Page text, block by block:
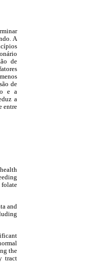
A
de
de
e a
a
entre
and
the
tract